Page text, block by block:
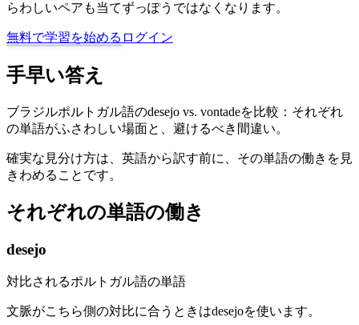
らわしいペアも当てずっぽうではなくなります。
無料で学習を始める ログイン
手早い答え
ブラジルポルトガル語のdesejo vs. vontadeを比較：それぞれ
の単語がふさわしい場面と、避けるべき間違い。
確実な見分け方は、英語から訳す前に、その単語の働きを見
きわめることです。
それぞれの単語の働き
desejo
対比されるポルトガル語の単語
文脈がこちら側の対比に合うときはdesejoを使います。